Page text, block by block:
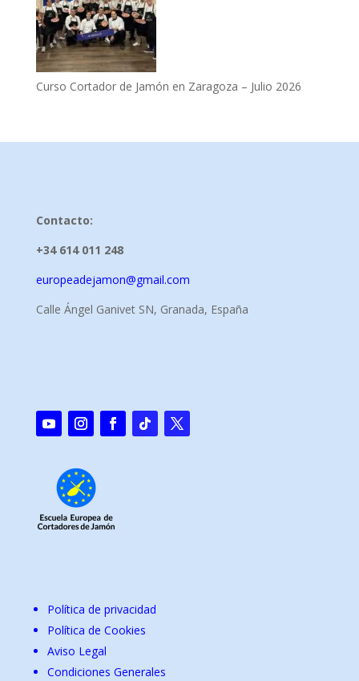
Curso Cortador de Jamón en Zaragoza – Julio 2026
Contacto:
+34 614 011 248
europeadejamon@gmail.com
Calle Ángel Ganivet SN, Granada, España
Política de privacidad
Política de Cookies
Aviso Legal
Condiciones Generales